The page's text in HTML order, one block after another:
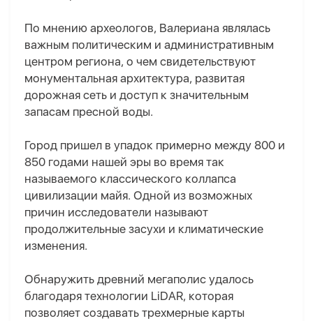
По мнению археологов, Валериана являлась
важным политическим и административным
центром региона, о чем свидетельствуют
монументальная архитектура, развитая
дорожная сеть и доступ к значительным
запасам пресной воды.
Город пришел в упадок примерно между 800 и
850 годами нашей эры во время так
называемого классического коллапса
цивилизации майя. Одной из возможных
причин исследователи называют
продолжительные засухи и климатические
изменения.
Обнаружить древний мегаполис удалось
благодаря технологии LiDAR, которая
позволяет создавать трехмерные карты